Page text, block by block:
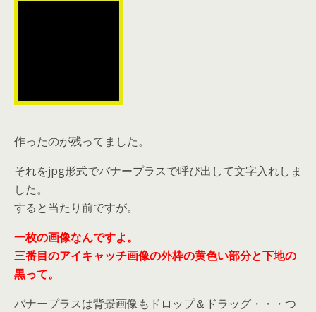
作ったのが残ってました。
それをjpg形式でバナープラスで呼び出して文字入れしま
した。
すると当たり前ですが。
一枚の画像なんですよ。
三番目のアイキャッチ画像の外枠の黄色い部分と下地の
黒って。
バナープラスは背景画像もドロップ＆ドラッグ・・・つ